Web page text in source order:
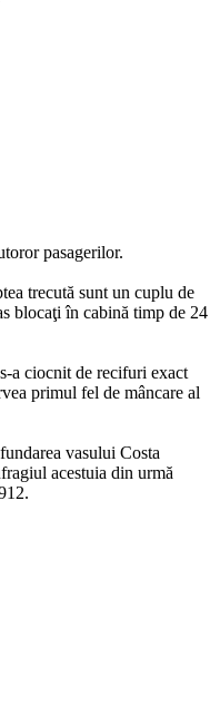
pasagerilor.
trecută sunt un cuplu de
blocaţi în cabină timp de 24
a ciocnit de recifuri exact
primul fel de mâncare al
vasului Costa
acestuia din urmă